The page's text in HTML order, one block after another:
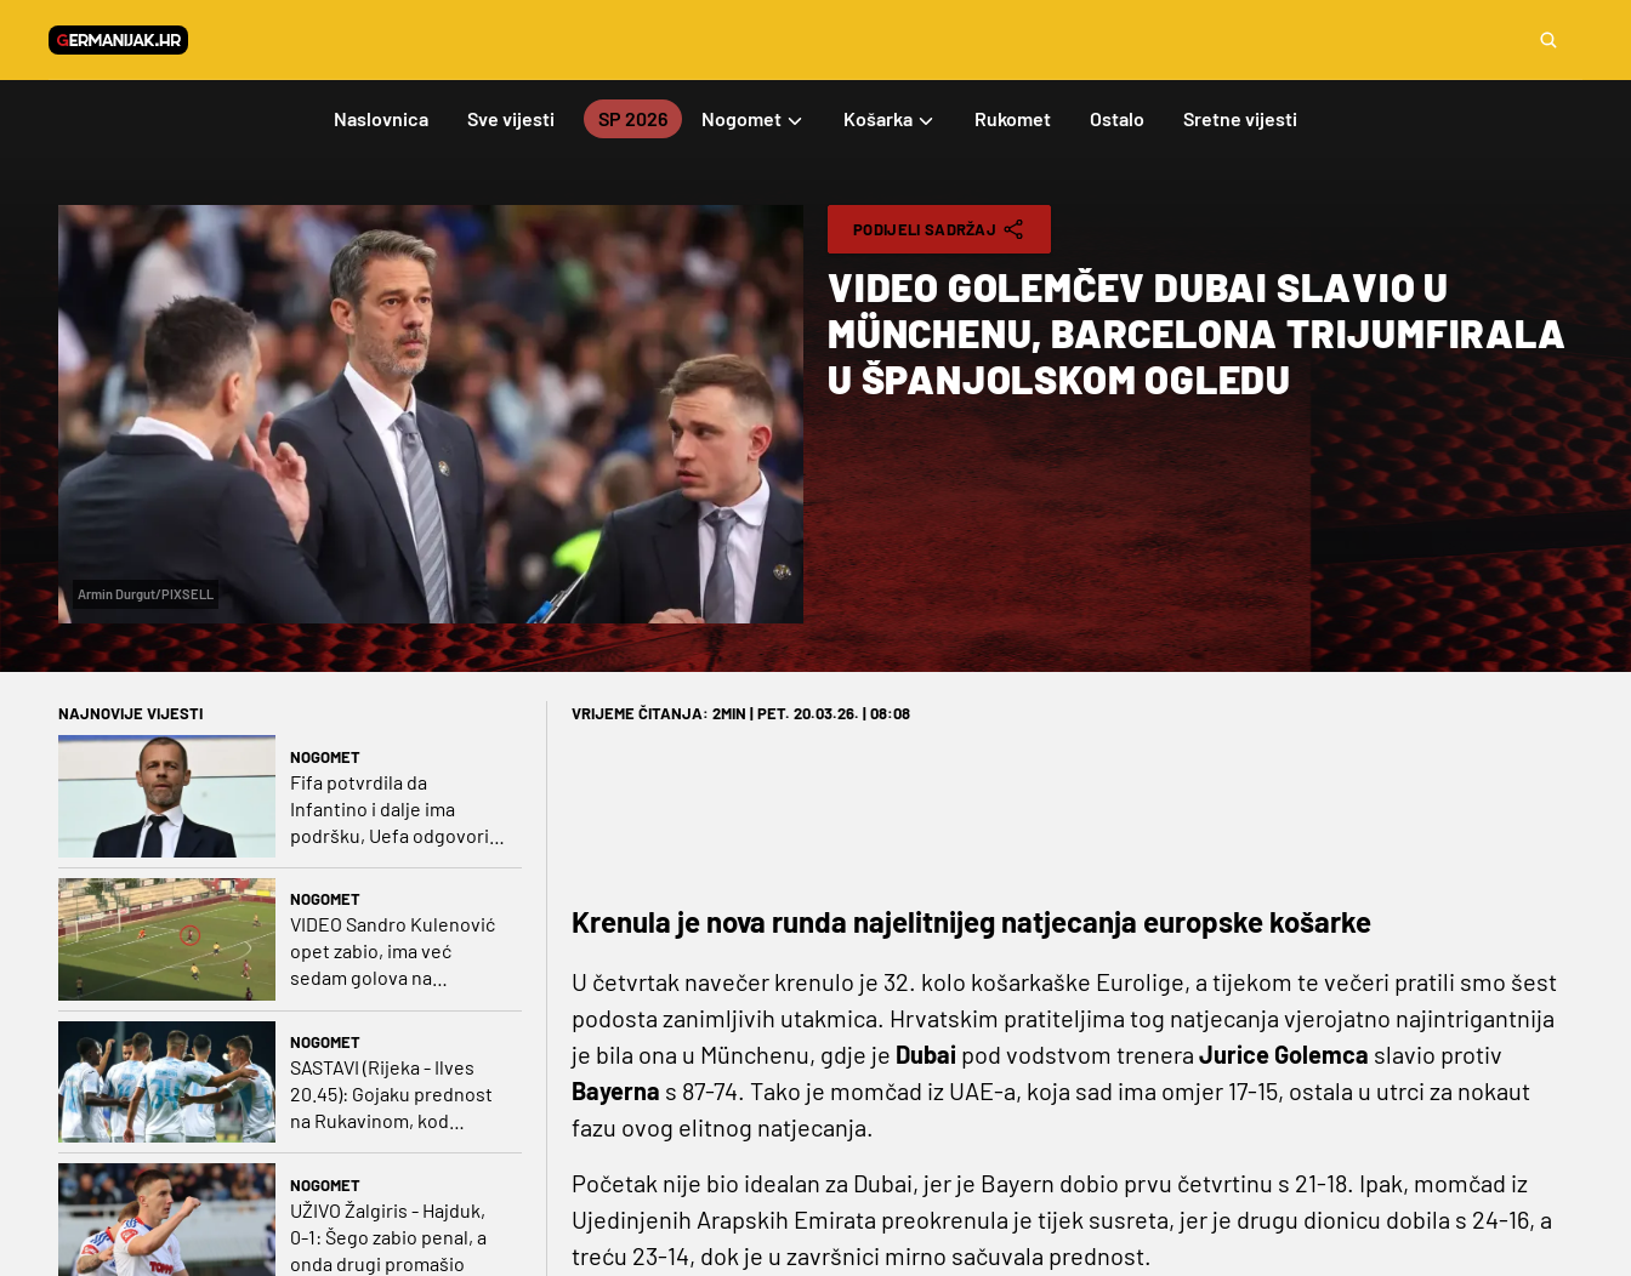
Naslovnica Sve vijesti SP 2026 Nogomet Košarka Rukomet Ostalo Sretne vijesti
Armin Durgut/PIXSELL
PODIJELI SADRŽAJ
VIDEO GOLEMČEV DUBAI SLAVIO U
MÜNCHENU, BARCELONA TRIJUMFIRALA
U ŠPANJOLSKOM OGLEDU
NAJNOVIJE VIJESTI
NOGOMET
Fifa potvrdila da
Infantino i dalje ima
podršku, Uefa odgovorila
NOGOMET
VIDEO Sandro Kulenović
opet zabio, ima već
sedam golova na
NOGOMET
SASTAVI (Rijeka - Ilves
20.45): Gojaku prednost
na Rukavinom, kod
Finaca bivši vratar
NOGOMET
UŽIVO Žalgiris - Hajduk,
0-1: Šego zabio penal, a
onda drugi promašio
VRIJEME ČITANJA: 2MIN | PET. 20.03.26. | 08:08
Krenula je nova runda najelitnijeg natjecanja europske košarke
U četvrtak navečer krenulo je 32. kolo košarkaške Eurolige, a tijekom te večeri pratili smo šest
podosta zanimljivih utakmica. Hrvatskim pratiteljima tog natjecanja vjerojatno najintrigantnija
je bila ona u Münchenu, gdje je Dubai pod vodstvom trenera Jurice Golemca slavio protiv
Bayerna s 87-74. Tako je momčad iz UAE-a, koja sad ima omjer 17-15, ostala u utrci za nokaut
fazu ovog elitnog natjecanja.
Početak nije bio idealan za Dubai, jer je Bayern dobio prvu četvrtinu s 21-18. Ipak, momčad iz
Ujedinjenih Arapskih Emirata preokrenula je tijek susreta, jer je drugu dionicu dobila s 24-16, a
treću 23-14, dok je u završnici mirno sačuvala prednost.